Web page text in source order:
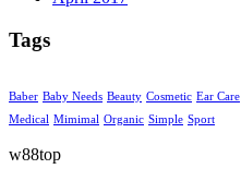
Tags
Baber Baby Needs Beauty Cosmetic Ear Care
Medical Mimimal Organic Simple Sport
w88top